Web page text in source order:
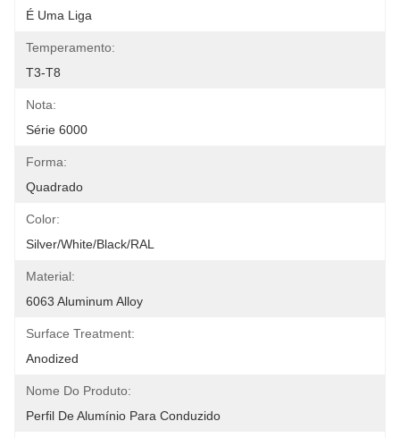
É Uma Liga
Temperamento:
T3-T8
Nota:
Série 6000
Forma:
Quadrado
Color:
Silver/White/Black/RAL
Material:
6063 Aluminum Alloy
Surface Treatment:
Anodized
Nome Do Produto:
Perfil De Alumínio Para Conduzido